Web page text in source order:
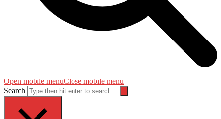
Open mobile menuClose mobile menu
Search